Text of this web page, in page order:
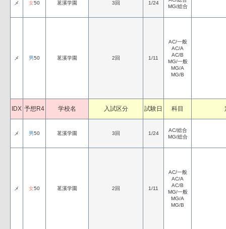
メ 女50 茗溪学園 3回 1/24
MG/総合
メ 男50 茗溪学園 2回 1/11
AC/一般
AC/A
AC/B
MG/一般
MG/A
MG/B
IDX 予想R4 学校名 入試区分 試験日 科目
メ 男50 茗溪学園 3回 1/24
AC/総合
MG/総合
メ 女50 茗溪学園 2回 1/11
AC/一般
AC/A
AC/B
MG/一般
MG/A
MG/B